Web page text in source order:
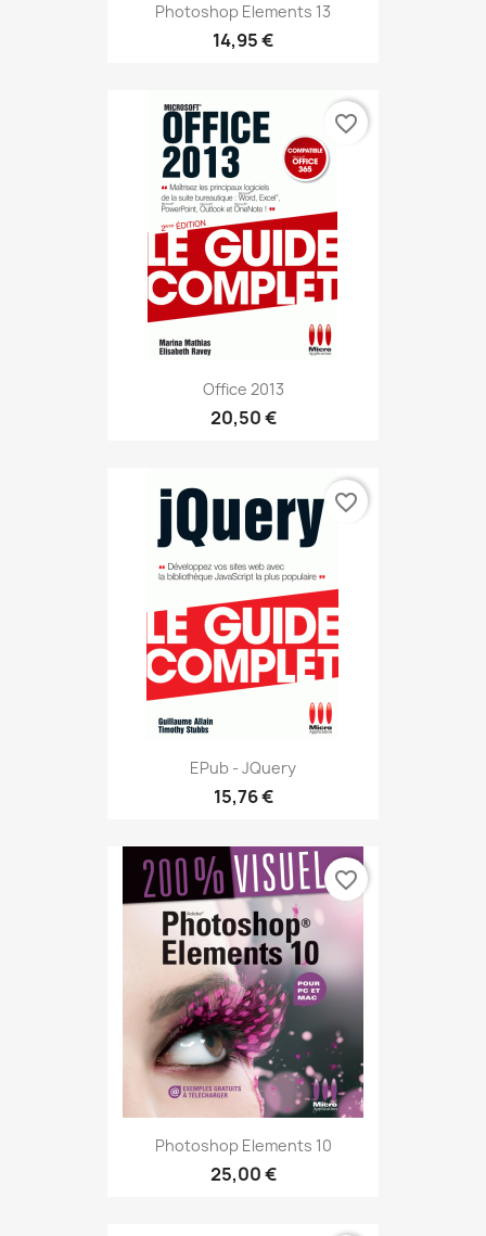
Photoshop Elements 13
14,95 €
Office 2013
20,50 €
favorite_border
EPub - JQuery
15,76 €
favorite_border
Photoshop Elements 10
25,00 €
favorite_border